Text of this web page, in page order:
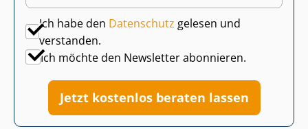
Ich habe den Datenschutz gelesen und
verstanden.
Ich möchte den Newsletter abonnieren.
Jetzt kostenlos beraten lassen